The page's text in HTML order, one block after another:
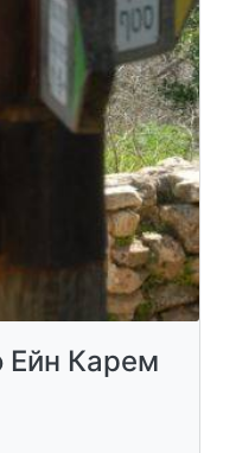
Ейн Карем